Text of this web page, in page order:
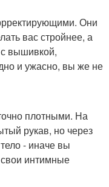
Они
вас стройнее, а
вышивкой,
и ужасно, вы же не
плотными. На
рукав, но через
- иначе вы
интимные